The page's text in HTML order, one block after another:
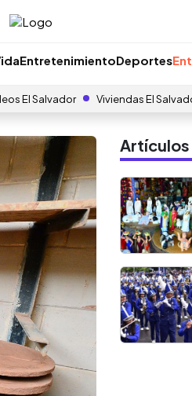
EntretenimientoDeportes
El Salvador Viviendas El